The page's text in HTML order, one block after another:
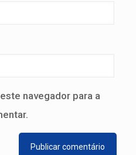
navegador para a